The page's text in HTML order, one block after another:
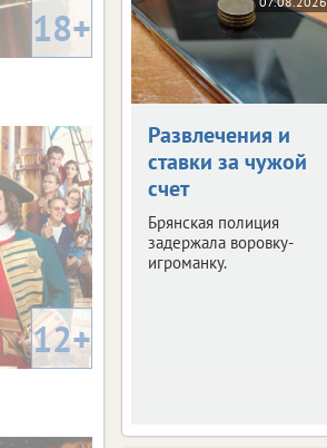
Развлечения и
ставки за чужой
счет
Брянская полиция
задержала воровку-
игроманку.
18+
12+